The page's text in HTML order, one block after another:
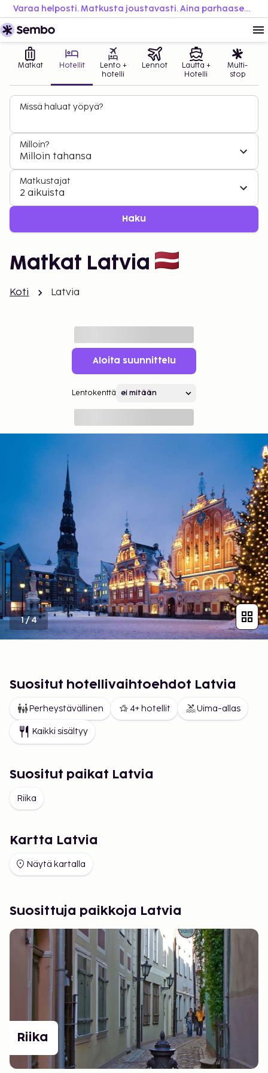
Varaa helposti. Matkusta joustavasti. Aina parhaaseen hintaan.
Matkat Hotellit
Lento +
hotelli
Lennot
Lautta +
Hotelli
Multi-
stop
Missä haluat yöpyä?
Milloin?
Milloin tahansa
Matkustajat
2 aikuista
Haku
Matkat Latvia
Koti Latvia
Aloita suunnittelu
Lentokenttä
1/4
Suositut hotellivaihtoehdot Latvia
Perheystävällinen 4+ hotellit Uima-allas
Kaikki sisältyy
Suositut paikat Latvia
Riika
Kartta Latvia
Näytä kartalla
Suosittuja paikkoja Latvia
Riika